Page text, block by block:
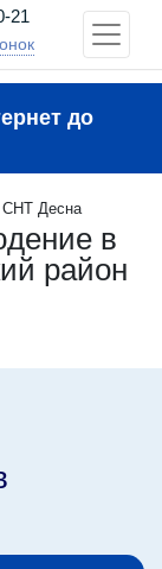
21
до
СНТ Десна
в
район